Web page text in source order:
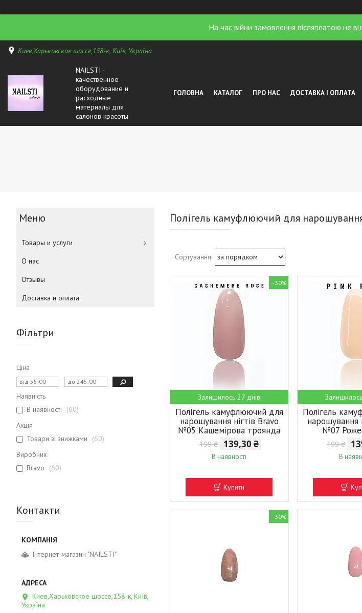
На час війни замовлення післяплатою не
Киев,Харьковское шоссе,158-к, Київ, Україна
NAILSTI -
качественное
оборудование и
расходные
материалы для
салонов красоты
ГОЛОВНА КАТАЛОГ ПРО НАС ДОСТАВКА І ОПЛАТА
Полігель камуфлюючий для нарощування
–30%
Залишилось 27 днів
Полігель камуфлюючий для
нарощування нігтів Bravo
№05 Кашемірова троянда
199 ₴ 139,30 ₴
В наявності
Купити
Полігель
нарощування
№07
199 ₴
В
–30%
Товары и услуги
О нас
Отзывы
Доставка и оплата
Фільтри
Ціна
Наявність
В наявності
60
Акція
Товари зі знижками
60
Виробник
Bravo
60
Контакти
Інтернет-магазин "NAILSTI"
Киев,Харьковское шоссе,158-к, Київ,
Україна